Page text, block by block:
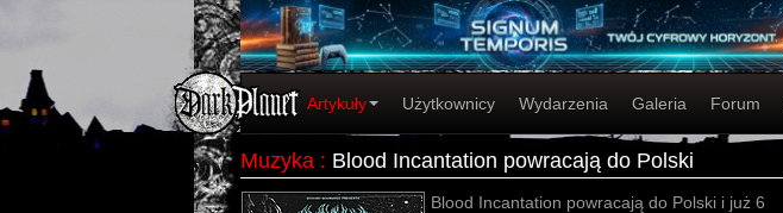
Artykuły Użytkownicy Wydarzenia Galeria Forum
Muzyka : Blood Incantation powracają do Polski
Blood Incantation powracają do Polski i już 6